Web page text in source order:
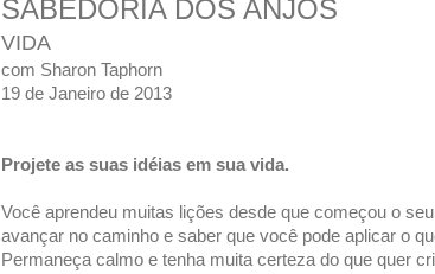
SABEDORIA DOS ANJOS
VIDA
com Sharon Taphorn
19 de Janeiro de 2013
Projete as suas idéias em sua vida.
Você aprendeu muitas lições desde que começou o
avançar no caminho e saber que você pode aplicar o
Permaneça calmo e tenha muita certeza do que quer